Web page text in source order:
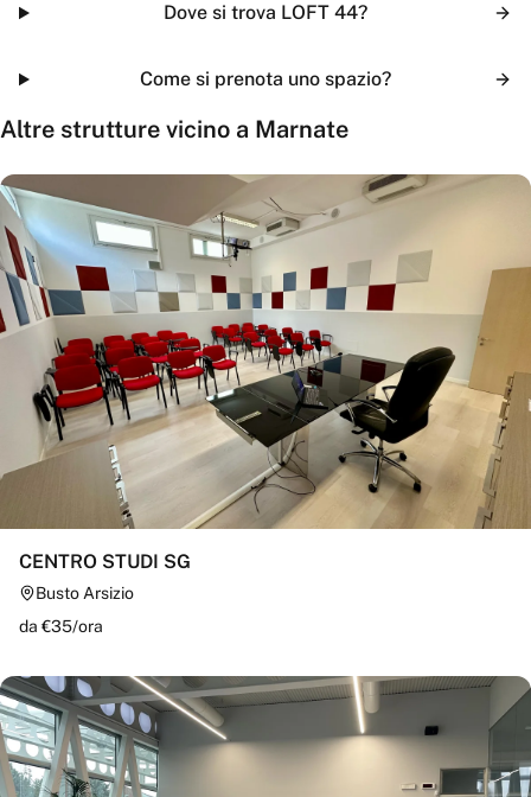
Dove si trova LOFT 44?
Come si prenota uno spazio?
Altre strutture vicino a Marnate
CENTRO STUDI SG
Busto Arsizio
da €35/ora